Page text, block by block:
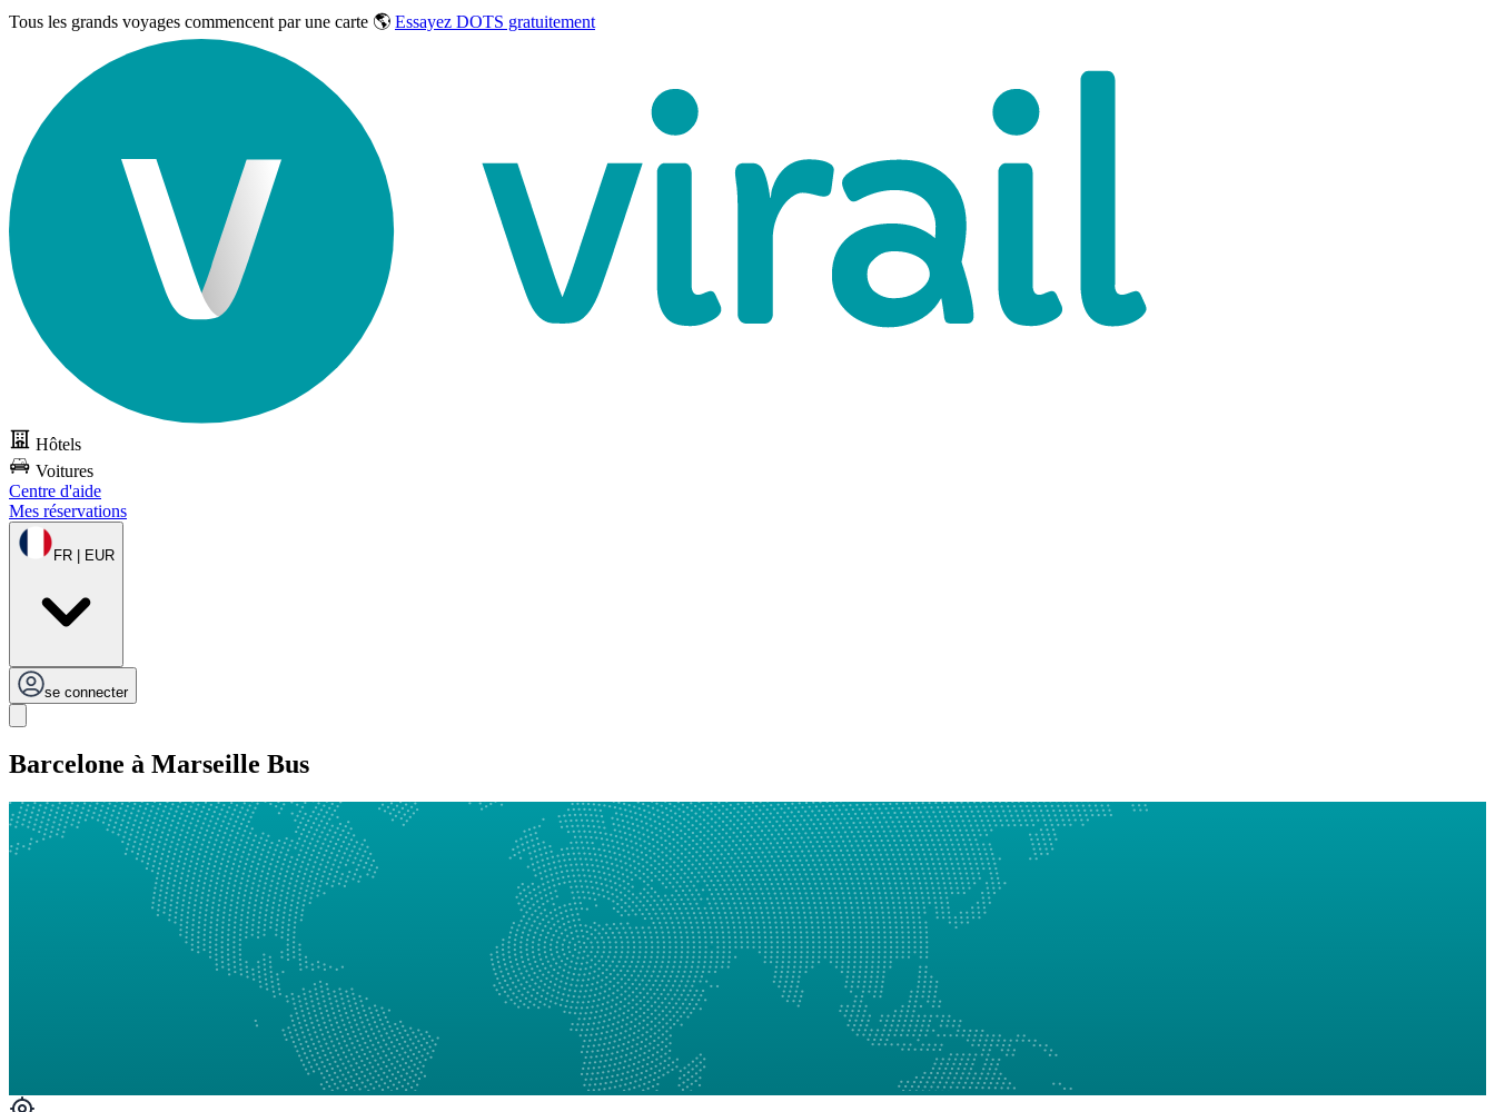
Tous les grands voyages commencent par une carte 🌎 Essayez DOTS gratuitement
Hôtels
Voitures
Centre d'aide
Mes réservations
FR | EUR
se connecter
Barcelone à Marseille Bus